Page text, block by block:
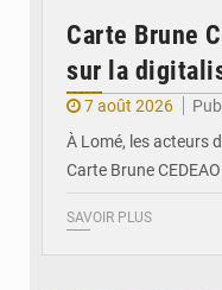
Carte Brune
sur la
7 août 2026
À Lomé, les acteurs
Carte Brune
SAVOIR PLUS